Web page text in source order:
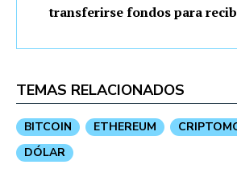
transferirse fondos para
TEMAS RELACIONADOS
BITCOIN ETHEREUM
DÓLAR